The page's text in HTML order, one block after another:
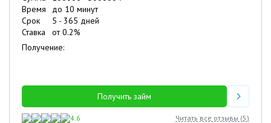
Время
до 10 минут
Срок
5 - 365 дней
Ставка
от0.2%
Получение:
Получить займ
4.6 Читать все отзывы (5)